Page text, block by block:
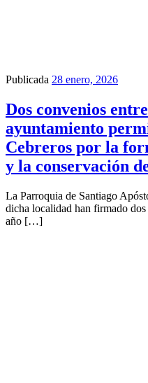
Publicada 28 enero, 2026
Dos convenios
ayuntamiento
Cebreros por la
y la conservación
La Parroquia de Santiago
dicha localidad han firmado
año […]